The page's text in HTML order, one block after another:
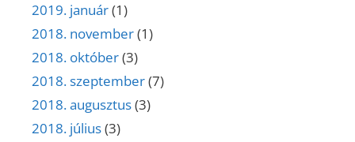
2019. január(1)
2018. november(1)
2018. október(3)
2018. szeptember(7)
2018. augusztus(3)
2018. július(3)